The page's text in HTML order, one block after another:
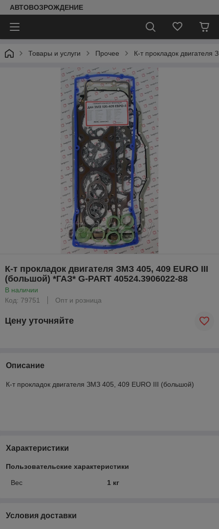
АВТОВОЗРОЖДЕНИЕ
Товары и услуги Прочее К-т прокладок
К-т прокладок двигателя ЗМЗ 405, 409 EURO III
(большой) *ГАЗ* G-PART 40524.3906022-88
В наличии
Код: 79751
Опт и розница
Цену уточняйте
Описание
К-т прокладок двигателя ЗМЗ 405, 409 EURO III (большой)
Характеристики
Пользовательские характеристики
Вес 1 кг
Условия доставки